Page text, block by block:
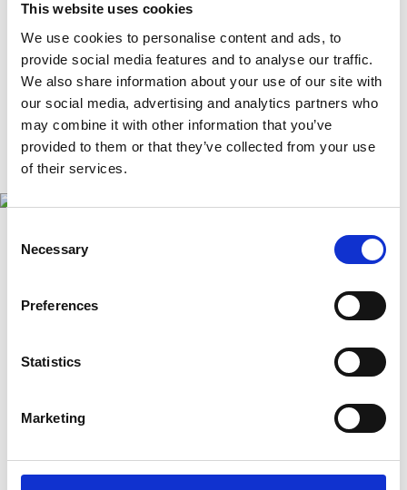
This website uses cookies
We use cookies to personalise content and ads, to
provide social media features and to analyse our traffic.
We also share information about your use of our site with
our social media, advertising and analytics partners who
may combine it with other information that you’ve
provided to them or that they’ve collected from your use
of their services.
Selection
Necessary
Preferences
Statistics
Marketing
gewährleisten. Kontaktieren Sie uns für einen
Reparatur von Unfallschäden
Reparatur nach Herstellervorgabe – Ihr professioneller
Unfallschaden. Unsere erfahrenen Techniker führen alle
Arbeiten gemäß den Vorgaben des Fahrzeugherstellers
Präzision, um Ihr Fahrzeug wieder in den optimalen
Zustand zu versetzen. Kontaktieren Sie uns für eine
erstklassige Reparatur nach Herstellervorgabe.